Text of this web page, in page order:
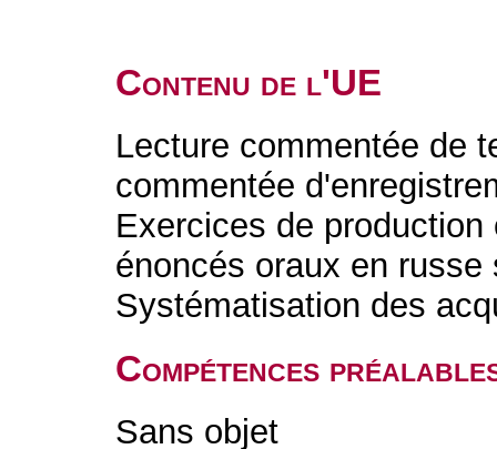
Contenu de l'UE
Lecture commentée de
commentée
Exercices de
énoncés oraux en
Systématisation des
Compétences
Sans objet